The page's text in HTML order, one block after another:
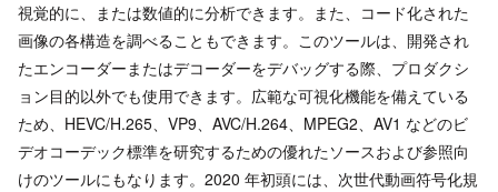
視覚的に、または数値的に分析できます。また、コード化された
画像の各構造を調べることもできます。このツールは、開発され
たエンコーダーまたはデコーダーをデバッグする際、プロダクシ
ョン目的以外でも使用できます。広範な可視化機能を備えている
ため、HEVC/H.265、VP9、AVC/H.264、MPEG2、AV1 などのビ
デオコーデック標準を研究するための優れたソースおよび参照向
けのツールにもなります。2020 年初頭には、次世代動画符号化規